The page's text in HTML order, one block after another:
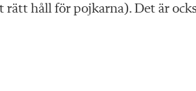
håll för pojkarna). Det är